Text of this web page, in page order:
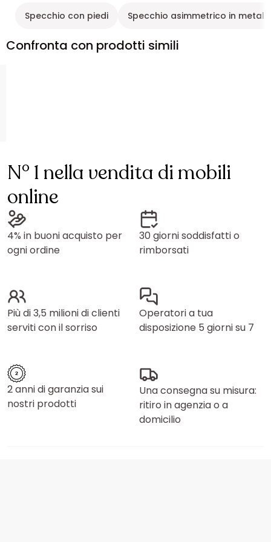
Specchio con piedi Specchio asimmetrico in
Confronta con prodotti simili
N° 1 nella vendita di mobili
online
4% in buoni acquisto per
ogni ordine
30 giorni soddisfatti o
rimborsati
Più di 3,5 milioni di clienti
serviti con il sorriso
Operatori a tua
disposizione 5 giorni su 7
2 anni di garanzia sui
nostri prodotti
Una consegna su misura:
ritiro in agenzia o a
domicilio